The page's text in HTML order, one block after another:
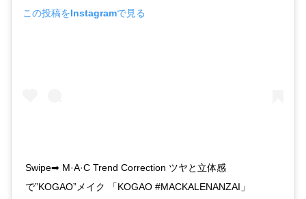
この投稿をInstagramで見る
Swipe➡︎ M·A·C Trend Correction ツヤと立体感
で”KOGAO”メイク 「KOGAO #MACKALENANZAI」